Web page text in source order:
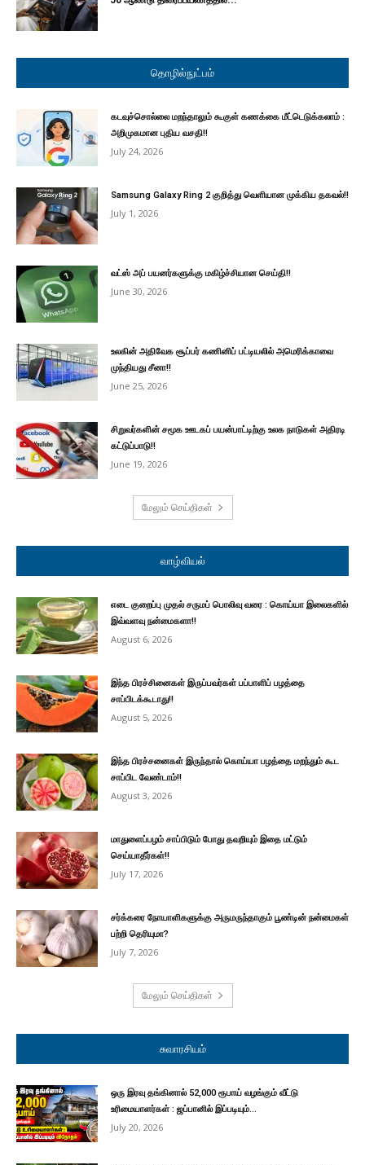
தொழில்நுட்பம்
கடவுச்சொல்லை மறந்தாலும் கூகுள் கணக்கை மீட்டெடுக்கலாம் :
அறிமுகமான புதிய வசதி!!
July 24, 2026
Samsung Galaxy Ring 2 குறித்து வெளியான முக்கிய தகவல்!!
July 1, 2026
வட்ஸ் அப் பயனர்களுக்கு மகிழ்ச்சியான செய்தி!!
June 30, 2026
உலகின் அதிவேக சூப்பர் கணினிப் பட்டியலில் அமெரிக்காவை
முந்தியது சீனா!!
June 25, 2026
சிறுவர்களின் சமூக ஊடகப் பயன்பாட்டிற்கு உலக நாடுகள் அதிரடி
கட்டுப்பாடு!!
June 19, 2026
மேலும் செய்திகள்
வாழ்வியல்
எடை குறைப்பு முதல் சருமப் பொலிவு வரை : கொய்யா இலைகளில்
இவ்வளவு நன்மைகளா!!
August 6, 2026
இந்த பிரச்சினைகள் இருப்பவர்கள் பப்பாளிப் பழத்தை
சாப்பிடக்கூடாது!!
August 5, 2026
இந்த பிரச்சனைகள் இருந்தால் கொய்யா பழத்தை மறந்தும் கூட
சாப்பிட வேண்டாம்!!
August 3, 2026
மாதுளைப்பழம் சாப்பிடும் போது தவறியும் இதை மட்டும்
செய்யாதீர்கள்!!
July 17, 2026
சர்க்கரை நோயாளிகளுக்கு அருமருந்தாகும் பூண்டின் நன்மைகள்
பற்றி தெரியுமா?
July 7, 2026
மேலும் செய்திகள்
சுவாரசியம்
ஒரு இரவு தங்கினால் 52,000 ரூபாய் வழங்கும் வீட்டு
உரிமையாளர்கள் : ஜப்பானில் இப்படியும்...
July 20, 2026